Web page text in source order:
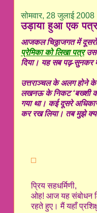
सोमवार, 28 जुलाई 2008
उड़ाया हुआ एक
आजकल चिठ्ठाजगत में
प्रेमिका को लिखा पत्र
दिया। यह सब पढ़-सुनकर
उत्तराञ्चल के अलग होने
लखनऊ के निकट ‘बख्शी का
गया था। कई दूसरे
कर रख लिया। तब मुझे
प्रिय सहधर्मिणी,
ओह! आज यह संबोधन
रहते हुए। मैं यहाँ